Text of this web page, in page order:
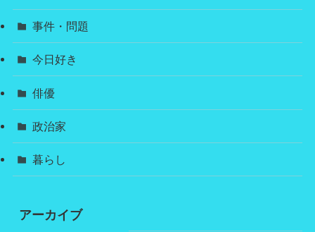
事件・問題
今日好き
俳優
政治家
暮らし
アーカイブ